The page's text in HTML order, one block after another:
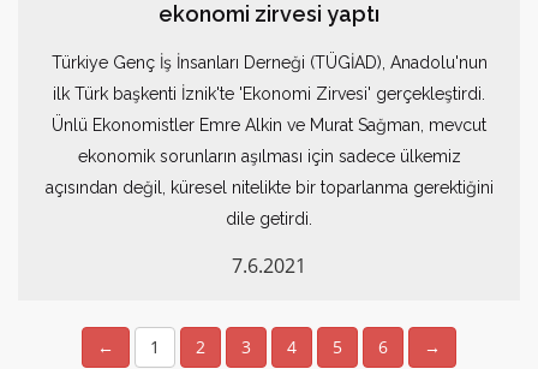
ekonomi zirvesi yaptı
Türkiye Genç İş İnsanları Derneği (TÜGİAD), Anadolu'nun
ilk Türk başkenti İznik'te 'Ekonomi Zirvesi' gerçekleştirdi.
Ünlü Ekonomistler Emre Alkin ve Murat Sağman, mevcut
ekonomik sorunların aşılması için sadece ülkemiz
açısından değil, küresel nitelikte bir toparlanma gerektiğini
dile getirdi.
7.6.2021
← 1 2 3 4 5 6 →